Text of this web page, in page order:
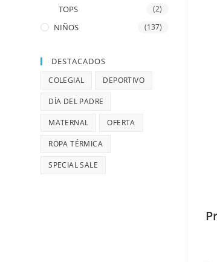
TOPS (2)
NIÑOS (137)
DESTACADOS
COLEGIAL DEPORTIVO
DÍA DEL PADRE
MATERNAL OFERTA
ROPA TÉRMICA
SPECIAL SALE